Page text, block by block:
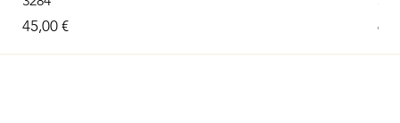
Prezzo
45,00 €